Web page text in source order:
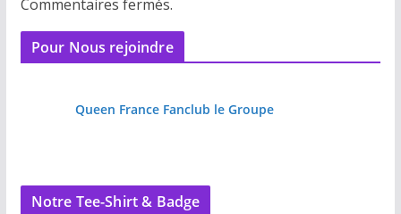
Commentaires fermés.
Pour Nous rejoindre
Queen France Fanclub le Groupe
Notre Tee-Shirt & Badge